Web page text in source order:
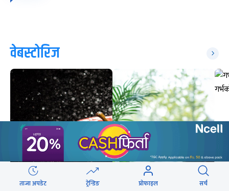
वेबस्टोरिज
ताजा अपडेट ट्रेन्डिङ प्रोफाइल सर्च